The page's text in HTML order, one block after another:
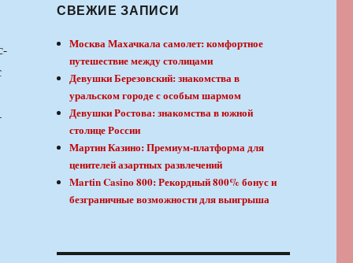
СВЕЖИЕ ЗАПИСИ
Москва Махачкала самолет: комфортное
путешествие между столицами
Девушки Березовский: знакомства в
уральском городе с особым шармом
Девушки Ростова: знакомства в южной
столице России
Мартин Казино: Премиум-платформа для
ценителей азартных развлечений
Martin Casino 800: Рекордный 800% бонус и
безграничные возможности для выигрыша